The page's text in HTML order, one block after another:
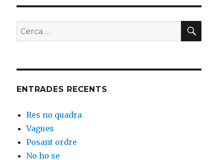
Buscar
per:
ENTRADES RECENTS
Res no quadra
Vagues
Posant ordre
No ho se